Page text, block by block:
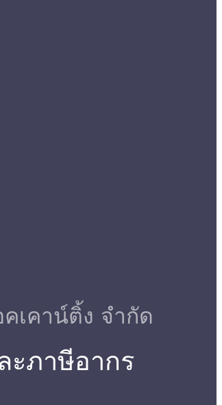
เคาน์ติ้ง จำกัด
ภาษีอากร